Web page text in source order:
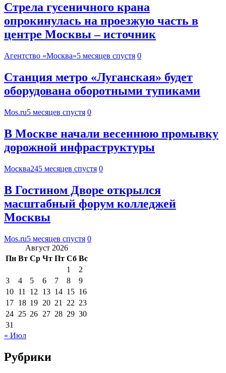
Стрела гусеничного крана
опрокинулась на проезжую часть в
центре Москвы – источник
Агентство «Москва»5 месяцев спустя 0
Станция метро «Луганская» будет
оборудована оборотными тупиками
Mos.ru5 месяцев спустя 0
В Москве начали весеннюю промывку
дорожной инфраструктуры
Москва245 месяцев спустя 0
В Гостином Дворе открылся
масштабный форум колледжей
Москвы
Mos.ru5 месяцев спустя 0
Август 2026
Пн Вт Ср Чт Пт Сб Вс
1
2
3
4 5 6 7 8
9
10 11 12 13 14 15 16
17 18 19 20 21 22 23
24 25 26 27 28 29 30
31
« Июл
Рубрики